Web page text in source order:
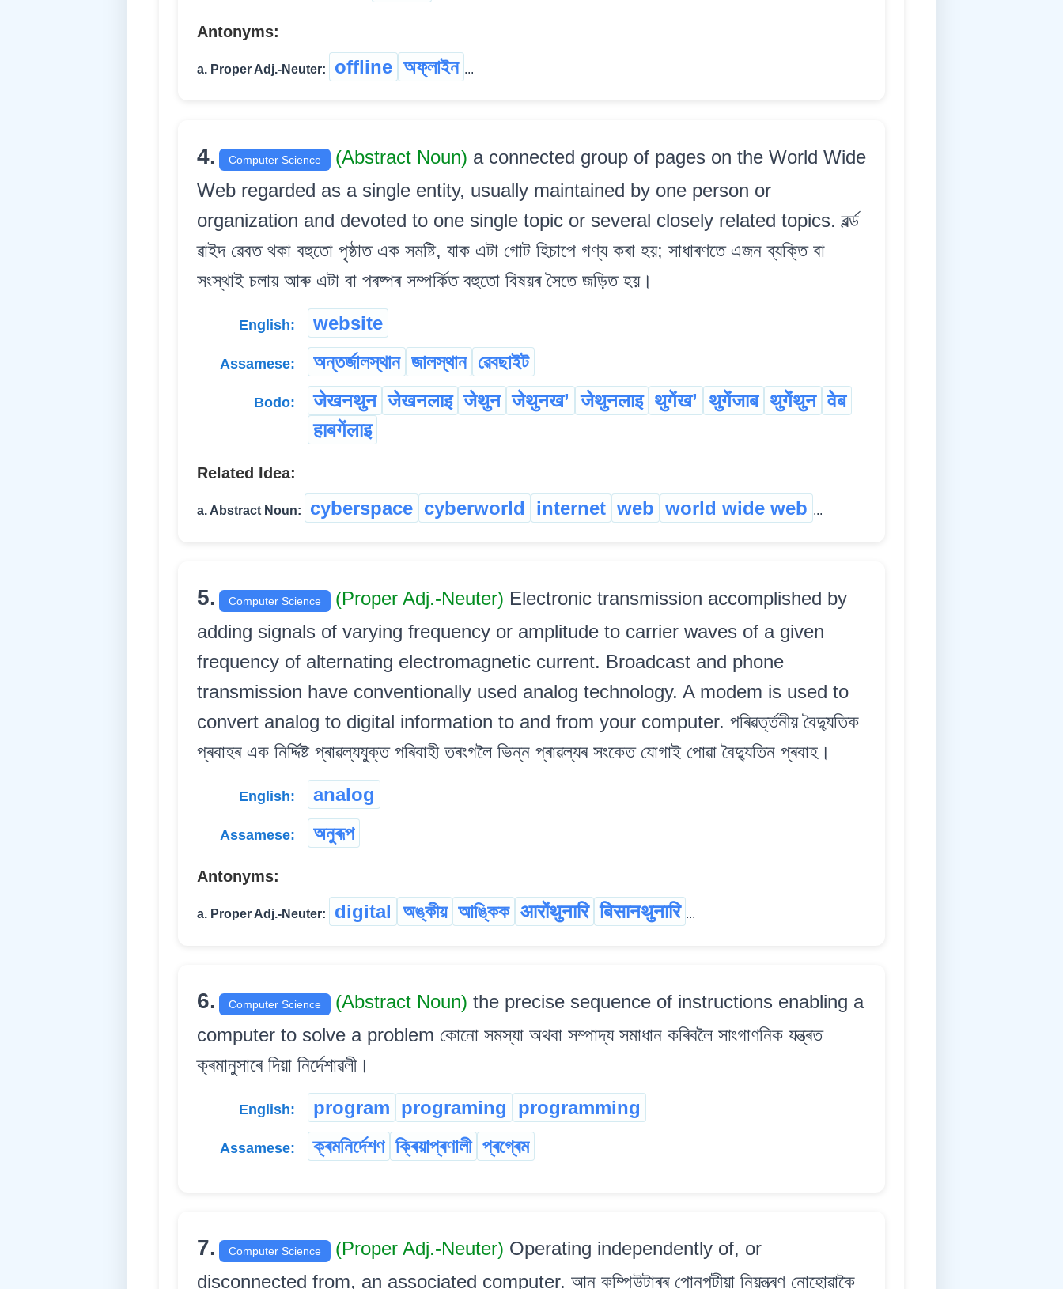
Antonyms:
a. Proper Adj.-Neuter: offline অফ্‌লাইন ...
4. Computer Science (Abstract Noun) a connected group of pages on the World Wide
Web regarded as a single entity, usually maintained by one person or
organization and devoted to one single topic or several closely related topics. ৱৰ্ল্ড
ৱাইদ ৱেবত থকা বহুতো পৃষ্ঠাত এক সমষ্টি, যাক এটা গোট হিচাপে গণ্য কৰা হয়; সাধাৰণতে এজন ব্যক্তি বা
সংস্থাই চলায় আৰু এটা বা পৰষ্পৰ সম্পৰ্কিত বহুতো বিষয়ৰ সৈতে জড়িত হয়।
English: website
Assamese: অন্তৰ্জালস্থান জালস্থান ৱেবছাইট
Bodo: जेखनथुन जेखनलाइ जेथुन जेथुनख’ जेथुनलाइ थुगेंख’ थुगेंजाब थुगेंथुन वेब
हाबगेंलाइ
Related Idea:
a. Abstract Noun: cyberspace cyberworld internet web world wide web ...
5. Computer Science (Proper Adj.-Neuter) Electronic transmission accomplished by
adding signals of varying frequency or amplitude to carrier waves of a given
frequency of alternating electromagnetic current. Broadcast and phone
transmission have conventionally used analog technology. A modem is used to
convert analog to digital information to and from your computer. পৰিৱৰ্ত্তনীয় বৈদ্যুতিক
প্ৰবাহৰ এক নিৰ্দ্দিষ্ট প্ৰাৱল্যযুক্ত পৰিবাহী তৰংগলৈ ভিন্ন প্ৰাৱল্যৰ সংকেত যোগাই পোৱা বৈদ্যুতিন প্ৰবাহ।
English: analog
Assamese: অনুৰূপ
Antonyms:
a. Proper Adj.-Neuter: digital অঙ্কীয় আঙ্কিক आरोंथुनारि बिसानथुनारि ...
6. Computer Science (Abstract Noun) the precise sequence of instructions enabling a
computer to solve a problem কোনো সমস্যা অথবা সম্পাদ্য সমাধান কৰিবলৈ সাংগাণনিক যন্ত্ৰত
ক্ৰমানুসাৰে দিয়া নিৰ্দেশাৱলী।
English: program programing programming
Assamese: ক্ৰমনিৰ্দেশণ ক্ৰিয়াপ্ৰণালী প্ৰগ্ৰেম
7. Computer Science (Proper Adj.-Neuter) Operating independently of, or
disconnected from, an associated computer. আন কম্পিউটাৰৰ পোনপটীয়া নিয়ন্ত্ৰণ নোহোৱাকৈ